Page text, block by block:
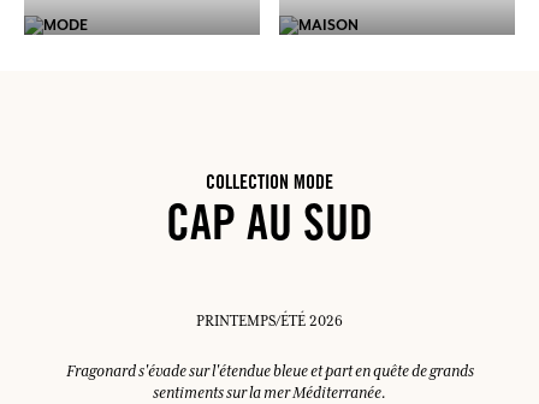
COLLECTION MODE
CAP AU SUD
PRINTEMPS/ÉTÉ 2026
Fragonard s'évade sur l'étendue bleue et part en quête de grands
sentiments sur la mer Méditerranée.